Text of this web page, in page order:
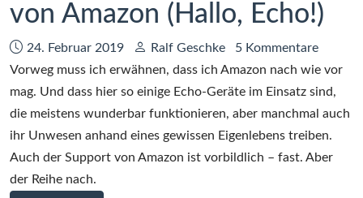
von Amazon (Hallo, Echo!)
Datum:
24. Februar 2019 Autor:
Ralf Geschke
5 Kommentare
Vorweg muss ich erwähnen, dass ich Amazon nach wie vor
mag. Und dass hier so einige Echo-Geräte im Einsatz sind,
die meistens wunderbar funktionieren, aber manchmal auch
ihr Unwesen anhand eines gewissen Eigenlebens treiben.
Auch der Support von Amazon ist vorbildlich – fast. Aber
der Reihe nach.